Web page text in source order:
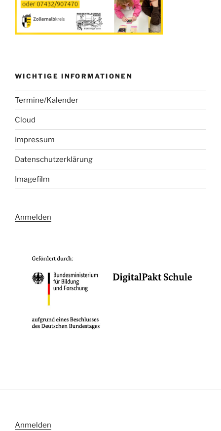
WICHTIGE INFORMATIONEN
Termine/Kalender
Cloud
Impressum
Datenschutzerklärung
Imagefilm
Anmelden
Anmelden